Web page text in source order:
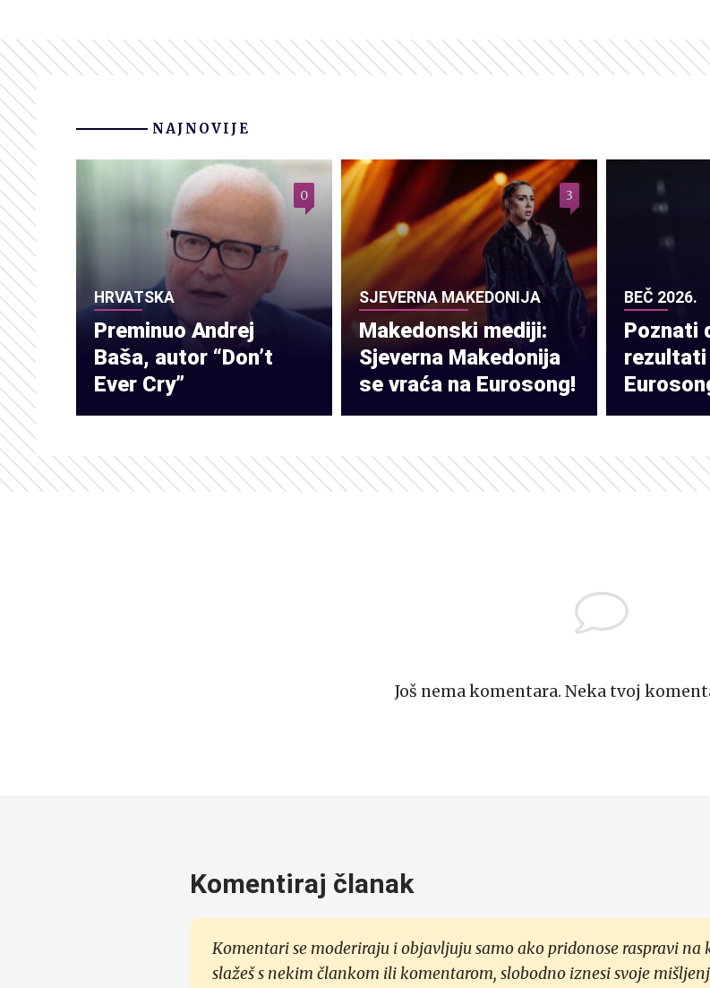
NAJNOVIJE
HRVATSKA
Preminuo Andrej
Baša, autor “Don’t
Ever Cry”
0
SJEVERNA MAKEDONIJA
Makedonski mediji:
Sjeverna Makedonija
se vraća na Eurosong!
3
BEČ 2026.
Poznati
Još nema komentara. Neka tvoj
Komentiraj članak
Komentari se moderiraju i objavljuju samo ako pridonose raspravi
slažeš s nekim člankom ili komentarom, slobodno iznesi svoje